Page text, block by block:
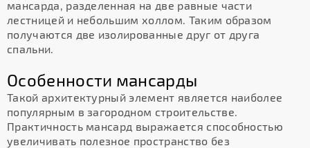
мансарда, разделенная на две равные части
лестницей и небольшим холлом. Таким образом
получаются две изолированные друг от друга
спальни.
Особенности мансарды
Такой архитектурный элемент является наиболее
популярным в загородном строительстве.
Практичность мансард выражается способностью
увеличивать полезное пространство без